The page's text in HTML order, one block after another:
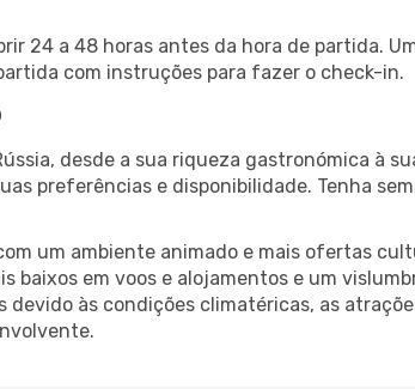
24 a 48 horas antes da hora de partida.
com instruções para fazer o check-in.
desde a sua riqueza gastronómica à
preferências e disponibilidade. Tenha
um ambiente animado e mais ofertas
baixos em voos e alojamentos e um
às condições climatéricas, as